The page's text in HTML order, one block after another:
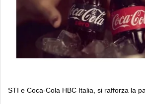
STI e Coca-Cola HBC Italia, si rafforza la